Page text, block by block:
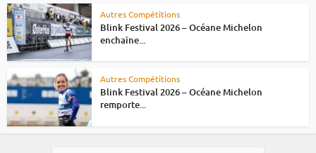
Autres Compétitions
Blink Festival 2026 – Océane Michelon
enchaîne...
Autres Compétitions
Blink Festival 2026 – Océane Michelon
remporte...